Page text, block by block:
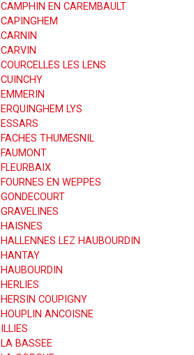
EN CAREMBAULT
LES LENS
LYS
THUMESNIL
EN WEPPES
LEZ HAUBOURDIN
COUPIGNY
ANCOISNE
BASSEE